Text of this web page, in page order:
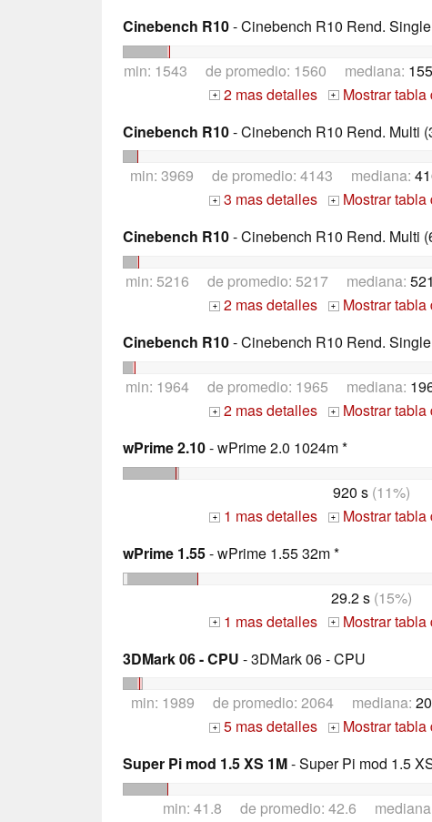
Cinebench R10- Cinebench R10 Rend.
min: 1543 de promedio: 1560 mediana:
+ 2 mas detalles + Mostrar tabla
Cinebench R10- Cinebench R10 Rend. Multi
min: 3969 de promedio: 4143 mediana:
+ 3 mas detalles + Mostrar tabla
Cinebench R10- Cinebench R10 Rend. Multi
min: 5216 de promedio: 5217 mediana:
+ 2 mas detalles + Mostrar tabla
Cinebench R10- Cinebench R10 Rend.
min: 1964 de promedio: 1965 mediana:
+ 2 mas detalles + Mostrar tabla
wPrime 2.10- wPrime 2.0 1024m *
920 s (11%)
+ 1 mas detalles + Mostrar tabla
wPrime 1.55- wPrime 1.55 32m *
29.2 s (15%)
+ 1 mas detalles + Mostrar tabla
3DMark 06 - CPU - 3DMark 06 - CPU
min: 1989 de promedio: 2064 mediana:
+ 5 mas detalles + Mostrar tabla
Super Pi mod 1.5 XS 1M- Super Pi mod 1.5
min: 41.8 de promedio: 42.6